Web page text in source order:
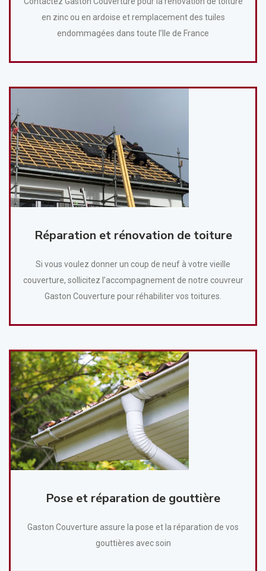
en zinc ou en ardoise et remplacement des tuiles
endommagées dans toute l’Ile de France
Réparation et rénovation de toiture
Si vous voulez donner un coup de neuf à votre vieille
couverture, sollicitez l’accompagnement de notre couvreur
Gaston Couverture pour réhabiliter vos toitures.
Pose et réparation de gouttière
Gaston Couverture assure la pose et la réparation de vos
gouttières avec soin